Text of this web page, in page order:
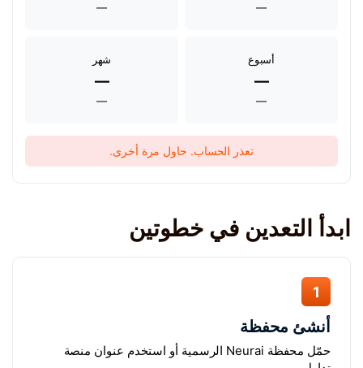
—
—
أسبوع
—
—
شهر
—
—
تعذر الحساب. حاول مرة أخرى.
ابدأ التعدين في خطوتين
1
أنشئ محفظة
حمّل محفظة Neurai الرسمية أو استخدم عنوان منصة